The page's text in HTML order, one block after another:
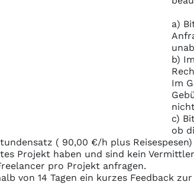
a)
b)
Im
c)
ob
( 90,00 €/h plus
Projekt haben und sind kein
pro Projekt anfragen.
von 14 Tagen ein kurzes Feedback